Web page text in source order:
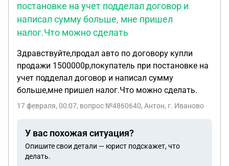
постановке на учет подделал договор и
написал сумму больше, мне пришел
налог.Что можно сделать
Здравствуйте,продал авто по договору купли
продажи 1500000р,покупатель при постановке на
учет подделал договор и написал сумму
больше,мне пришел налог.Что можно сделать.
17 февраля, 00:07, вопрос №4860640, Антон, г. Иваново
У вас похожая ситуация?
Опишите свои детали — юрист подскажет, что
делать.